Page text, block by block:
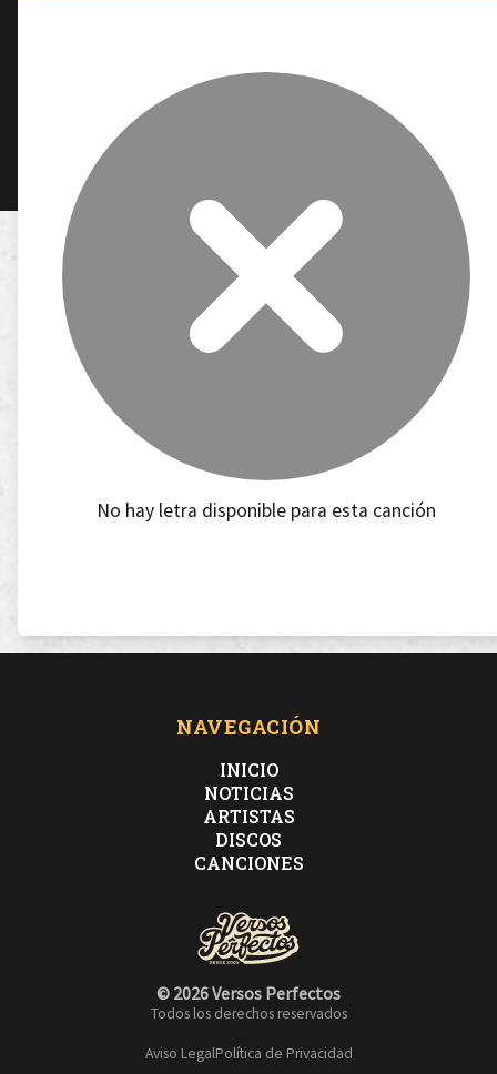
No hay letra disponible para esta canción
NAVEGACIÓN
INICIO
NOTICIAS
ARTISTAS
DISCOS
CANCIONES
© 2026 Versos Perfectos
Todos los derechos reservados
Aviso LegalPolítica de Privacidad